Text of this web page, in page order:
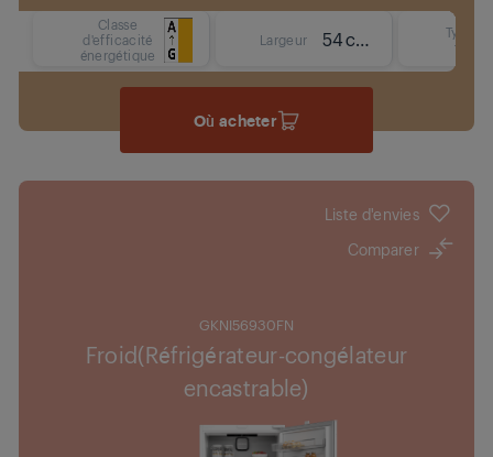
Classe
d'efficacité
énergétique
Largeur 54 cm
Type
froid
Où acheter
Liste d'envies
Comparer
GKNI56930FN
Froid(Réfrigérateur-congélateur
encastrable)